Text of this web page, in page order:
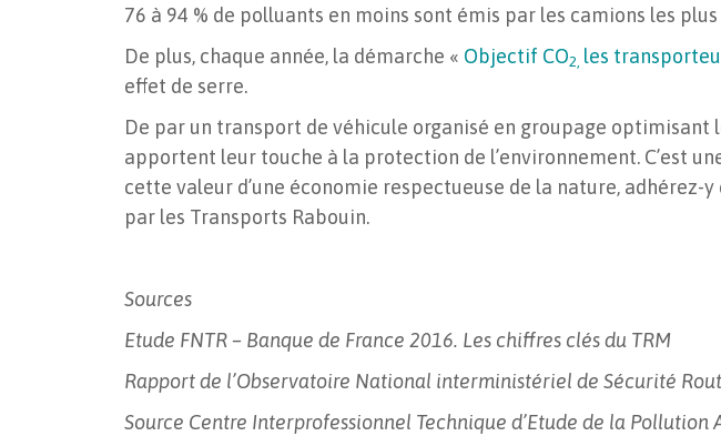
76 à 94 % de polluants en moins sont émis par les camions les
De plus, chaque année, la démarche « Objectif CO2, les
effet de serre.
De par un transport de véhicule organisé en groupage
apportent leur touche à la protection de l’environnement. C’est
cette valeur d’une économie respectueuse de la nature, adhérez-
par les Transports Rabouin.
Sources
Etude FNTR – Banque de France 2016. Les chiffres clés du TRM
Rapport de l’Observatoire National interministériel de Sécurité
Source Centre Interprofessionnel Technique d’Etude de la Pollution